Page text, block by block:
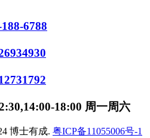
6788
18:00 周一周六
博士有成. 粤ICP备11055006号-1